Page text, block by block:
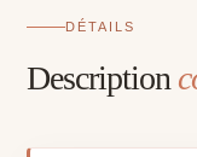
DÉTAILS
Description